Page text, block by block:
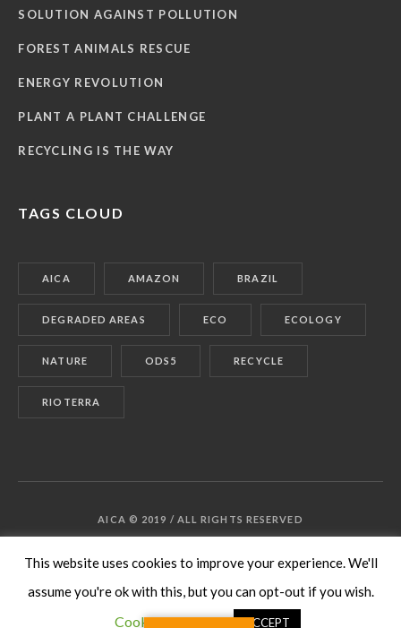
SOLUTION AGAINST POLLUTION
FOREST ANIMALS RESCUE
ENERGY REVOLUTION
PLANT A PLANT CHALLENGE
RECYCLING IS THE WAY
TAGS CLOUD
AICA AMAZON BRAZIL
DEGRADED AREAS ECO ECOLOGY
NATURE ODS5 RECYCLE
RIOTERRA
AICA © 2019 / ALL RIGHTS RESERVED
This website uses cookies to improve your experience. We'll
assume you're ok with this, but you can opt-out if you wish.
Cookie settings ACCEPT